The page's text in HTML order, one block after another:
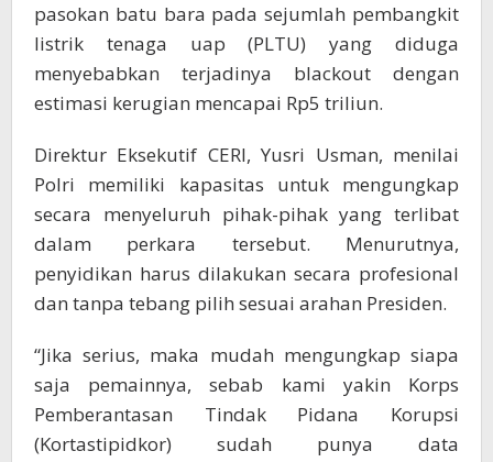
pasokan batu bara pada sejumlah pembangkit
listrik tenaga uap (PLTU) yang diduga
menyebabkan terjadinya blackout dengan
estimasi kerugian mencapai Rp5 triliun.
Direktur Eksekutif CERI, Yusri Usman, menilai
Polri memiliki kapasitas untuk mengungkap
secara menyeluruh pihak-pihak yang terlibat
dalam perkara tersebut. Menurutnya,
penyidikan harus dilakukan secara profesional
dan tanpa tebang pilih sesuai arahan Presiden.
“Jika serius, maka mudah mengungkap siapa
saja pemainnya, sebab kami yakin Korps
Pemberantasan Tindak Pidana Korupsi
(Kortastipidkor) sudah punya data